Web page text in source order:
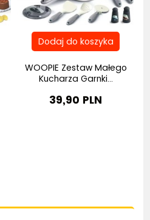
WOOPIE Zestaw Małego
Kucharza Garnki...
39,90 PLN